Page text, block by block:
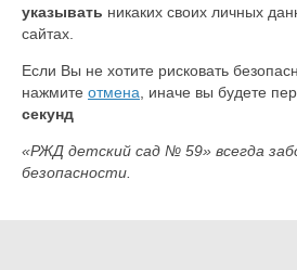
указывать никаких своих личных
сайтах.
Если Вы не хотите рисковать
нажмите отмена , иначе вы будете
секунд
«РЖД детский сад № 59» всегда
безопасности.